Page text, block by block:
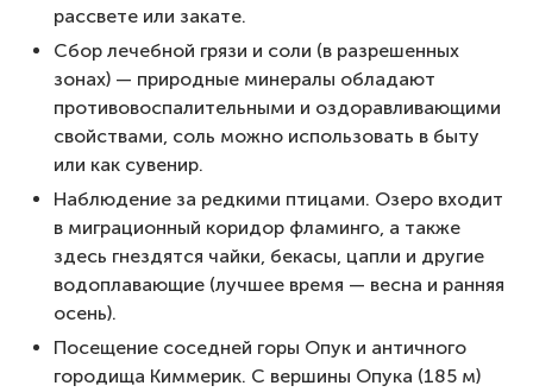
рассвете или закате.
Сбор лечебной грязи и соли (в разрешенных
зонах) — природные минералы обладают
противовоспалительными и оздоравливающими
свойствами, соль можно использовать в быту
или как сувенир.
Наблюдение за редкими птицами. Озеро входит
в миграционный коридор фламинго, а также
здесь гнездятся чайки, бекасы, цапли и другие
водоплавающие (лучшее время — весна и ранняя
осень).
Посещение соседней горы Опук и античного
городища Киммерик. С вершины Опука (185 м)